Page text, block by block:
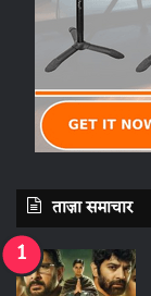
ताज़ा समाचार